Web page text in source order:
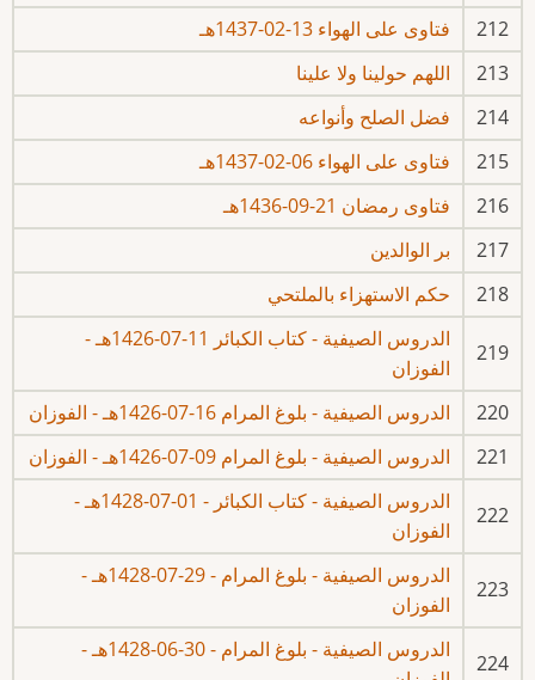
212
فتاوى على الهواء 13-02-1437هـ
213
اللهم حولينا ولا علينا
214
فضل الصلح وأنواعه
215
فتاوى على الهواء 06-02-1437هـ
216
فتاوى رمضان 21-09-1436هـ
217
بر الوالدين
218
حكم الاستهزاء بالملتحي
219
الدروس الصيفية - كتاب الكبائر 11-07-1426هـ -
الفوزان
220
الدروس الصيفية - بلوغ المرام 16-07-1426هـ - الفوزان
221
الدروس الصيفية - بلوغ المرام 09-07-1426هـ - الفوزان
222
الدروس الصيفية - كتاب الكبائر - 01-07-1428هـ -
الفوزان
223
الدروس الصيفية - بلوغ المرام - 29-07-1428هـ -
الفوزان
224
الدروس الصيفية - بلوغ المرام - 30-06-1428هـ -